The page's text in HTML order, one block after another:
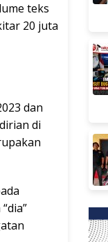
teks
20 juta
dan
di